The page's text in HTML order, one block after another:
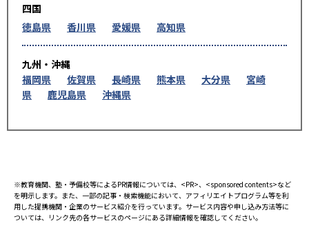
四国
徳島県
香川県 愛媛県 高知県
九州・沖縄
福岡県
佐賀県 長崎県 熊本県 大分県
宮崎
県
鹿児島県 沖縄県
※教育機関、塾・予備校等によるPR情報については、<PR>、<sponsored contents>など
を明示します。また、一部の記事・検索機能において、アフィリエイトプログラム等を利
用した提携機関・企業のサービス紹介を行っています。サービス内容や申し込み方法等に
ついては、リンク先の各サービスのページにある詳細情報を確認してください。